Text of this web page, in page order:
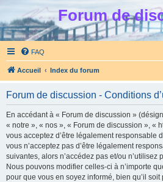
Forum de
FAQ
Accueil Index du forum
Forum de discussion - Conditions
En accédant à « Forum de discussion »
« notre », « nos », « Forum de discussion », «
vous acceptez d’être légalement responsable
vous n’acceptez pas d’être légalement
suivantes, alors n’accédez pas et/ou n’utilisez
Nous pouvons modifier celles-ci à n’importe
pour que vous en soyez informé, bien qu’il